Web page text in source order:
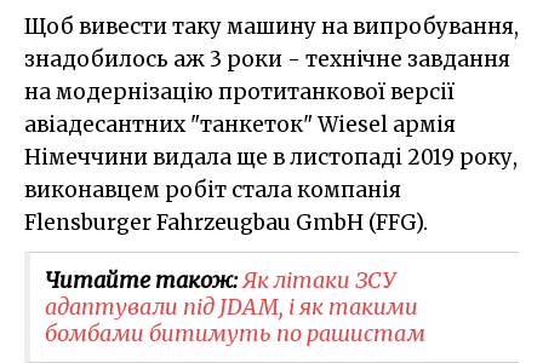
Щоб вивести таку машину на випробування,
знадобилось аж 3 роки - технічне завдання
на модернізацію протитанкової версії
авіадесантних "танкеток" Wiesel армія
Німеччини видала ще в листопаді 2019 року,
виконавцем робіт стала компанія
Flensburger Fahrzeugbau GmbH (FFG).
Читайте також:Як літаки ЗСУ
адаптували під JDAM, і як такими
бомбами битимуть по рашистам